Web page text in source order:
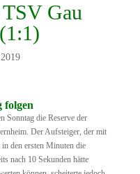
Gau
folgen
Sonntag die Reserve der
Der Aufsteiger, der mit
den ersten Minuten die
nach 10 Sekunden hätte